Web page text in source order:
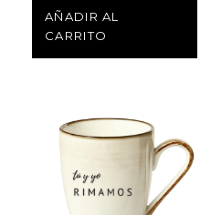
AÑADIR AL
CARRITO